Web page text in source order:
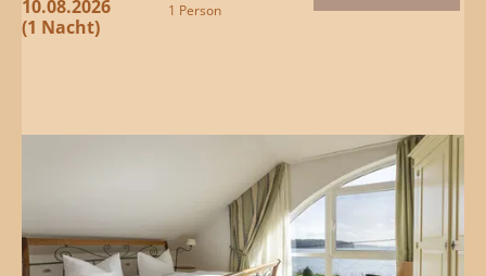
10.08.2026
(1 Nacht)
1 Person